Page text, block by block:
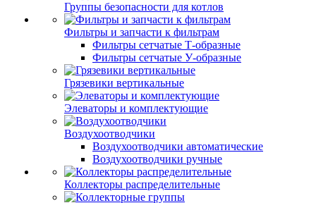
Группы безопасности для котлов
Фильтры и запчасти к фильтрам
Фильтры сетчатые Т-образные
Фильтры сетчатые У-образные
Грязевики вертикальные
Элеваторы и комплектующие
Воздухоотводчики
Воздухоотводчики автоматические
Воздухоотводчики ручные
Коллекторы распределительные